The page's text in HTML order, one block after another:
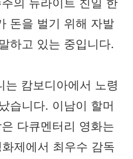
의 뉴라이트 친일 한
돈을 벌기 위해 자발
하고 있는 중입니다.
캄보디아에서 노령
습니다. 이남이 할머
다큐멘터리 영화는
제에서 최우수 감독